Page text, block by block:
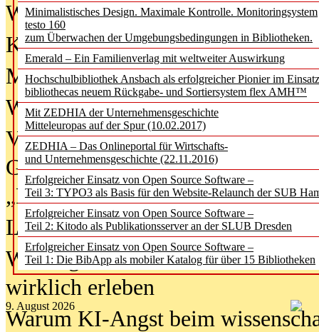
Minimalistisches Design. Maximale Kontrolle. Monitoringsystem
testo 160
zum Überwachen der Umgebungsbedingungen in Bibliotheken.
Emerald – Ein Familienverlag mit weltweiter Auswirkung
Hochschulbibliothek Ansbach als erfolgreicher Pionier im
bibliothecas neuem Rückgabe- und Sortiersystem flex AMH™
Mit ZEDHIA der Unternehmensgeschichte
Mitteleuropas auf der Spur (10.02.2017)
ZEDHIA – Das Onlineportal für Wirtschafts-
und Unternehmensgeschichte (22.11.2016)
Erfolgreicher Einsatz von Open Source Software –
Teil 3: TYPO3 als Basis für den Website-Relaunch der SUB
Erfolgreicher Einsatz von Open Source Software –
Teil 2: Kitodo als Publikationsserver an der SLUB Dresden
Erfolgreicher Einsatz von Open Source Software –
Teil 1: Die BibApp als mobiler Katalog für über 15 Bibliotheken
9. August 2026
Was Hochschul­bibliotheken von
Kinder in der digitalen Welt
Metadaten als Infrastruktur
Wenn Bots katalogisieren
Von Abschlusskleidern bis
Geisterjagd-Ausrüstung in der
„Library of Things“ unterwegs
Lesen als Infrastrukturaufgabe
Wie Jugendliche Social Media
wirklich erleben
Warum KI-Angst beim